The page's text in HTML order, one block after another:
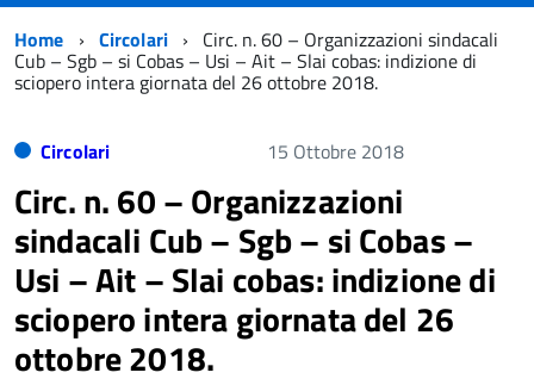
Home Circolari Circ. n. 60 – Organizzazioni sindacali
Cub – Sgb – si Cobas – Usi – Ait – Slai cobas: indizione di
sciopero intera giornata del 26 ottobre 2018.
Circolari 15 Ottobre 2018
Circ. n. 60 – Organizzazioni
sindacali Cub – Sgb – si Cobas –
Usi – Ait – Slai cobas: indizione di
sciopero intera giornata del 26
ottobre 2018.